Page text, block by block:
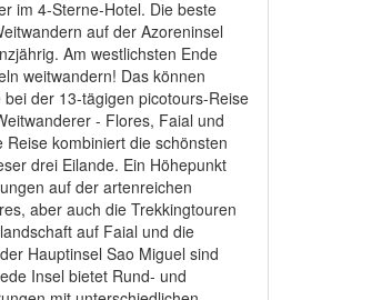
im 4-Sterne-Hotel. Die beste
auf der Azoreninsel
Am westlichsten Ende
weitwandern! Das können
der 13-tägigen picotours-Reise
- Flores, Faial und
Reise kombiniert die schönsten
drei Eilande. Ein Höhepunkt
auf der artenreichen
aber auch die Trekkingtouren
auf Faial und die
Hauptinsel Sao Miguel sind
Insel bietet Rund- und